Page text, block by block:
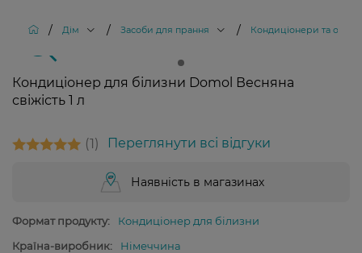
/ Дім / Засоби для прання / Кондиціонери та
Кондиціонер для білизни Domol Весняна
свіжість 1 л
1 Переглянути всі відгуки
Наявність в магазинах
Формат продукту:
Кондиціонер для білизни
Країна-виробник:
Німеччина